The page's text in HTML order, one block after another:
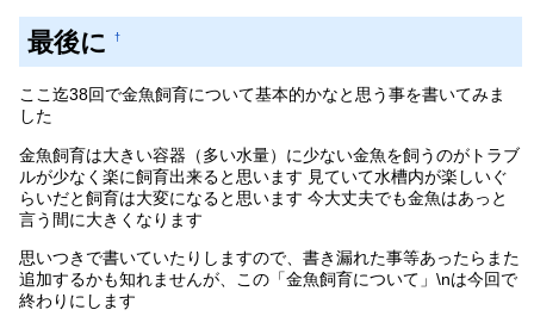
最後に †
ここ迄38回で金魚飼育について基本的かなと思う事を書いてみま
した
金魚飼育は大きい容器（多い水量）に少ない金魚を飼うのがトラブ
ルが少なく楽に飼育出来ると思います 見ていて水槽内が楽しいぐ
らいだと飼育は大変になると思います 今大丈夫でも金魚はあっと
言う間に大きくなります
思いつきで書いていたりしますので、書き漏れた事等あったらまた
追加するかも知れませんが、この「金魚飼育について」\nは今回で
終わりにします